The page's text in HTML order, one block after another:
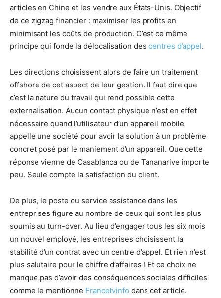
articles en Chine et les vendre aux États-Unis. Objectif
de ce zigzag financier : maximiser les profits en
minimisant les coûts de production. C’est ce même
principe qui fonde la délocalisation des centres d’appel.
Les directions choisissent alors de faire un traitement
offshore de cet aspect de leur gestion. Il faut dire que
c’est la nature du travail qui rend possible cette
externalisation. Aucun contact physique n’est en effet
nécessaire quand l’utilisateur d’un appareil mobile
appelle une société pour avoir la solution à un problème
concret posé par le maniement d’un appareil. Que cette
réponse vienne de Casablanca ou de Tananarive importe
peu. Seule compte la satisfaction du client.
De plus, le poste du service assistance dans les
entreprises figure au nombre de ceux qui sont les plus
soumis au turn-over. Au lieu d’engager tous les six mois
un nouvel employé, les entreprises choisissent la
stabilité d’un contrat avec un centre d’appel. Et rien n’est
plus salutaire pour le chiffre d’affaires ! Et ce choix ne
manque pas d’avoir des conséquences sociales difficiles
comme le mentionne Francetvinfo dans cet article.